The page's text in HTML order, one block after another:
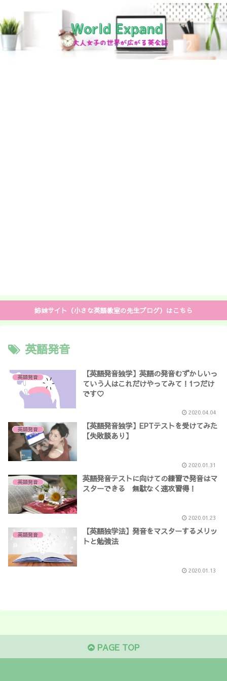
姉妹サイト（小さな英語教室の先生ブログ）はこちら
英語発音
英語発音
【英語発音独学】英語の発音むずかしいっ
ていう人はこれだけやってみて！1つだけ
です♡
2020.04.04
英語発音
【英語発音独学】EPTテストを受けてみた
【失敗談あり】
2020.01.31
英語発音
英語発音テストに向けての練習で発音はマ
スターできる 無駄なく速攻習得！
2020.01.23
英語発音
【英語独学法】発音をマスターするメリッ
トと勉強法
2020.01.13
PAGE TOP